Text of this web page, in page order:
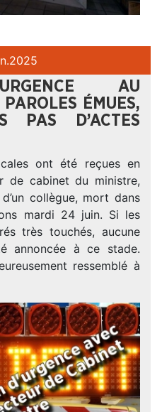
2025
AU
ÉMUES,
PAS D’ACTES
ont été reçues en
de cabinet du ministre,
collègue, mort dans
mardi 24 juin. Si les
très touchés, aucune
annoncée à ce stade.
ressemblé à